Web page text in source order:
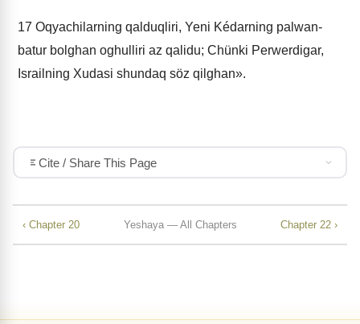
17 Oqyachilarning qalduqliri, Yeni Kédarning palwan-
batur bolghan oghulliri az qalidu; Chünki Perwerdigar,
Israilning Xudasi shundaq söz qilghan».
Cite / Share This Page
‹ Chapter 20 Yeshaya — All Chapters Chapter 22 ›